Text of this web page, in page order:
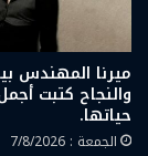
ميرنا المهندس
والنجاح كتبت
حياتها.
الجمعة : 7/8/2026